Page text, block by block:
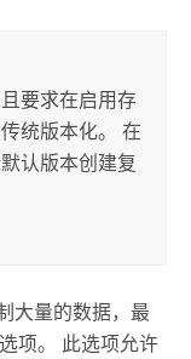
要求在启用存
统版本化。 在
认版本创建复
大量的数据，最
选项。 此选项允许